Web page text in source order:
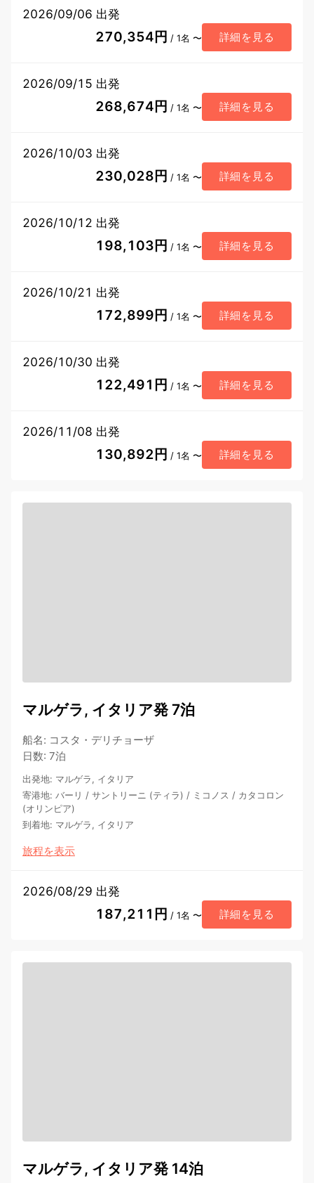
2026/09/06 出発
270,354円 / 1名 〜 詳細を見る
2026/09/15 出発
268,674円 / 1名 〜 詳細を見る
2026/10/03 出発
230,028円 / 1名 〜 詳細を見る
2026/10/12 出発
198,103円 / 1名 〜 詳細を見る
2026/10/21 出発
172,899円 / 1名 〜 詳細を見る
2026/10/30 出発
122,491円 / 1名 〜 詳細を見る
2026/11/08 出発
130,892円 / 1名 〜 詳細を見る
マルゲラ, イタリア発 7泊
船名: コスタ・デリチョーザ
日数: 7泊
出発地: マルゲラ, イタリア
寄港地: バーリ / サントリーニ (ティラ) / ミコノス / カタコロン
(オリンピア)
到着地: マルゲラ, イタリア
旅程を表示
2026/08/29 出発
187,211円 / 1名 〜 詳細を見る
マルゲラ, イタリア発 14泊